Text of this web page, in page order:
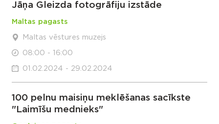
Jāņa Gleizda fotogrāfiju izstāde
Maltas pagasts
Maltas vēstures muzejs
08:00 - 16:00
01.02.2024 - 29.02.2024
100 pelnu maisiņu meklēšanas sacīkste
"Laimīšu mednieks"